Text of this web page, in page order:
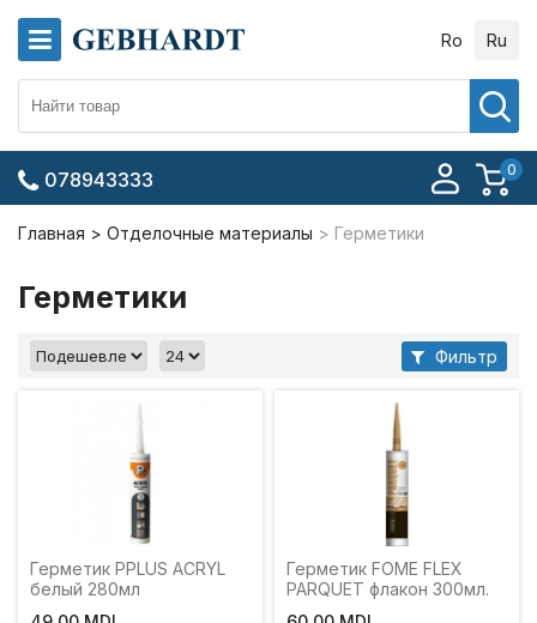
Ro Ru
0
078943333
Главная Отделочные материалы Герметики
Герметики
Фильтр
Герметик PPLUS ACRYL
белый 280мл
Герметик FOME FLEX
PARQUET флакон 300мл.